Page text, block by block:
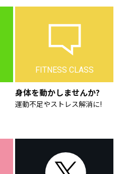
FITNESS CLASS
身体を動かしませんか?
運動不足やストレス解消に!